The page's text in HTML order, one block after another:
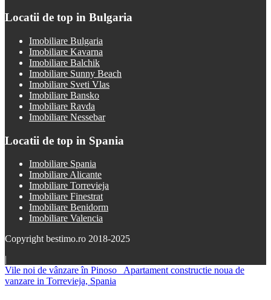
Locatii de top in Bulgaria
Imobiliare Bulgaria
Imobiliare Kavarna
Imobiliare Balchik
Imobiliare Sunny Beach
Imobiliare Sveti Vlas
Imobiliare Bansko
Imobiliare Ravda
Imobiliare Nessebar
Locatii de top in Spania
Imobiliare Spania
Imobiliare Alicante
Imobiliare Torrevieja
Imobiliare Finestrat
Imobiliare Benidorm
Imobiliare Valencia
Copyright bestimo.ro 2018-2025
|
Vile noi de vânzare în Pinoso
Apartament constructie noua de
vanzare in Torrevieja, Spania